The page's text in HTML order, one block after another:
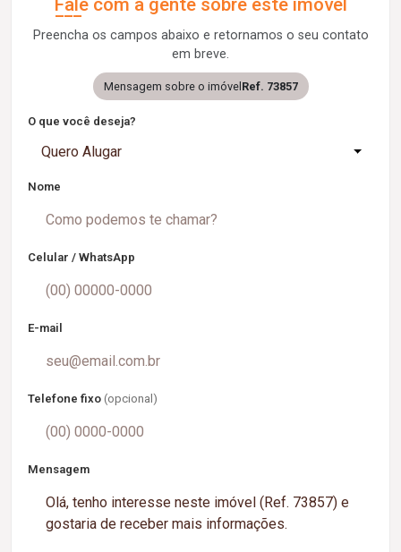
Fale com a gente sobre este imóvel
Preencha os campos abaixo e retornamos o seu contato
em breve.
Mensagem sobre o imóvel Ref. 73857
O que você deseja?
Quero Alugar
Nome
Celular / WhatsApp
E-mail
Telefone fixo (opcional)
Mensagem